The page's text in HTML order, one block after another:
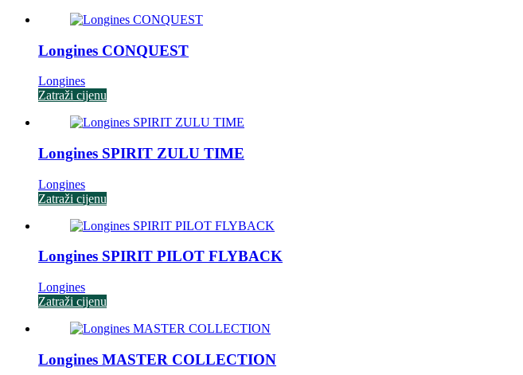
Longines CONQUEST
Longines
Zatraži cijenu
Longines SPIRIT ZULU TIME
Longines
Zatraži cijenu
Longines SPIRIT PILOT FLYBACK
Longines
Zatraži cijenu
Longines MASTER COLLECTION